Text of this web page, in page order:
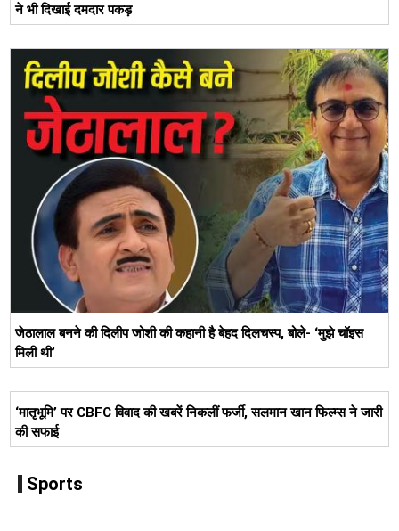
ने भी दिखाई दमदार पकड़
जेठालाल बनने की दिलीप जोशी की कहानी है बेहद दिलचस्प, बोले- ‘मुझे चॉइस
मिली थी’
‘मातृभूमि’ पर CBFC विवाद की खबरें निकलीं फर्जी, सलमान खान फिल्म्स ने जारी
की सफाई
Sports